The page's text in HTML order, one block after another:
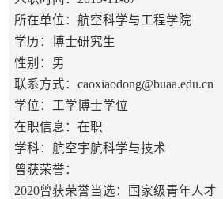
所在单位：航空科学与工程学院
学历：博士研究生
性别：男
联系方式：caoxiaodong@buaa.edu.cn
学位：工学博士学位
在职信息：在职
学科：航空宇航科学与技术
曾获荣誉：
2020曾获荣誉当选：国家级青年人才